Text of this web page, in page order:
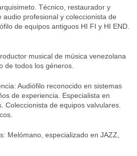
Técnico, restaurador y
profesional y coleccionista de
de equipos antiguos HI FI y HI END.
musical de música venezolana
de todos los géneros.
Audiófilo reconocido en sistemas
de experiencia. Especialista en
Coleccionista de equipos valvulares.
Melómano, especializado en JAZZ,